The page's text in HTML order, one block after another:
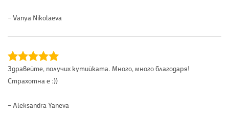
– Vanya Nikolaeva
Здравейте, получих кутийката. Много, много благодаря!
Страхотна е :))
– Aleksandra Yaneva